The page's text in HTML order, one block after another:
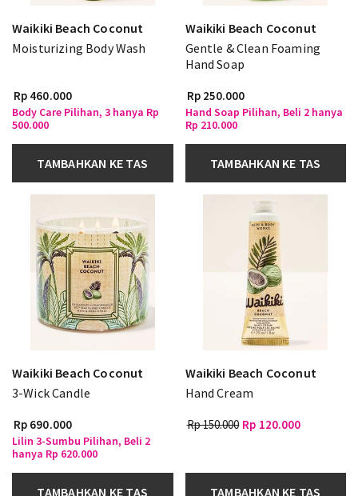
Waikiki Beach Coconut
Moisturizing Body Wash
Rp 460.000
Body Care Pilihan, 3 hanya Rp
500.000
TAMBAHKAN KE TAS
Waikiki Beach Coconut
Gentle & Clean Foaming
Hand Soap
Rp 250.000
Hand Soap Pilihan, Beli 2 hanya
Rp 210.000
TAMBAHKAN KE TAS
Waikiki Beach Coconut
3-Wick Candle
Rp 690.000
Lilin 3-Sumbu Pilihan, Beli 2
hanya Rp 620.000
TAMBAHKAN KE TAS
Waikiki Beach Coconut
Hand Cream
Rp 150.000 Rp 120.000
TAMBAHKAN KE TAS